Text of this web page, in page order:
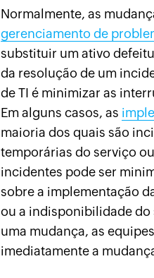
Normalmente, as
gerenciamento de
substituir um ativo
da resolução de um
de TI é minimizar as
Em alguns casos, as
maioria dos quais são
temporárias do serviço
incidentes pode ser
sobre a implementação
ou a indisponibilidade do
uma mudança, as
imediatamente a